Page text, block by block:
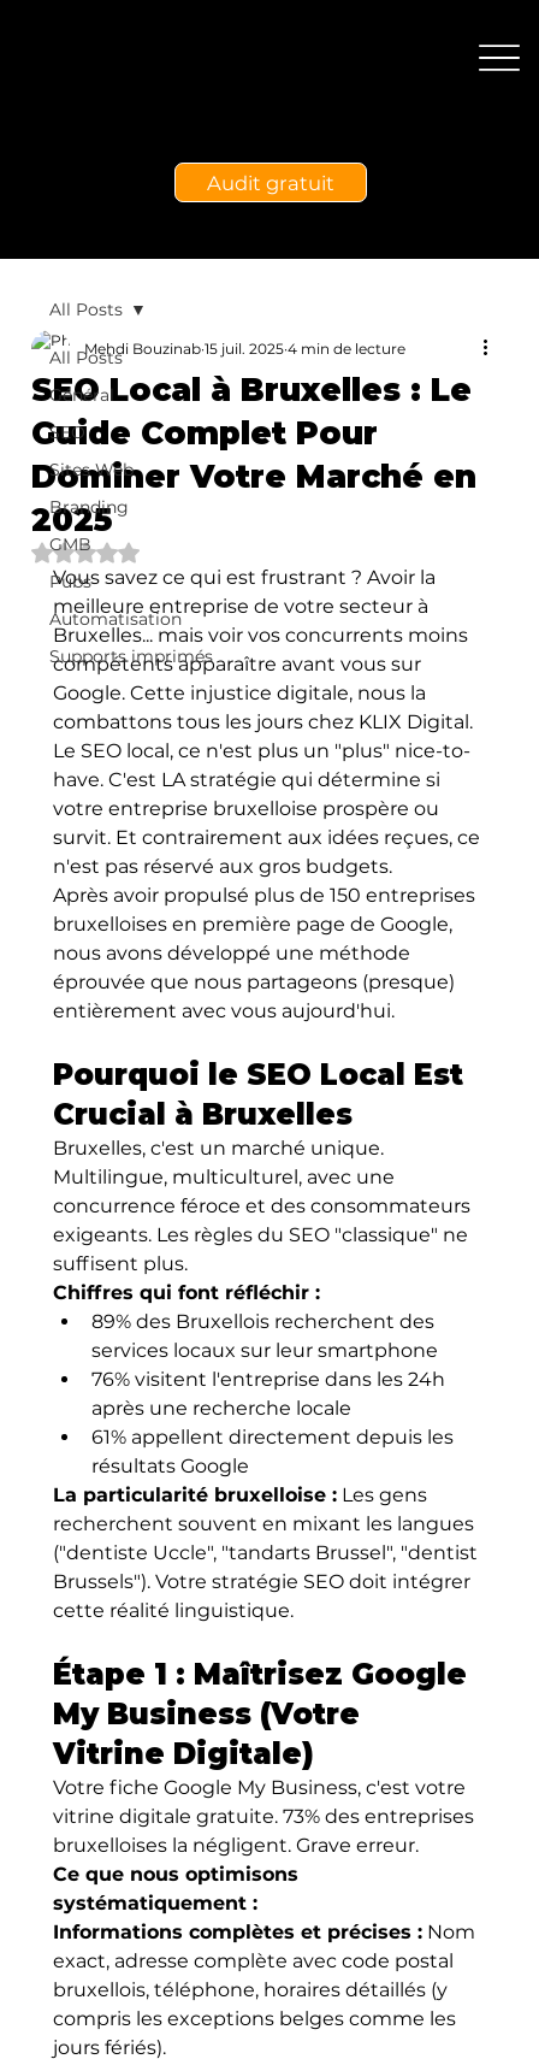
Audit gratuit
All Posts
Général
SEO
Sites Web
Branding
GMB
Pubs
Automatisation
Supports imprimés
All Posts
SEO Local à Bruxelles : Le
Guide Complet Pour
Dominer Votre Marché en
2025
Mehdi Bouzinab 15 juil. 2025 4 min de lecture
Noté NaN étoiles sur 5.
Vous savez ce qui est frustrant ? Avoir la
meilleure entreprise de votre secteur à
Bruxelles... mais voir vos concurrents moins
compétents apparaître avant vous sur
Google. Cette injustice digitale, nous la
combattons tous les jours chez KLIX Digital.
Le SEO local, ce n'est plus un "plus" nice-to-
have. C'est LA stratégie qui détermine si
votre entreprise bruxelloise prospère ou
survit. Et contrairement aux idées reçues, ce
n'est pas réservé aux gros budgets.
Après avoir propulsé plus de 150 entreprises
bruxelloises en première page de Google,
nous avons développé une méthode
éprouvée que nous partageons (presque)
entièrement avec vous aujourd'hui.
Pourquoi le SEO Local Est
Crucial à Bruxelles
Bruxelles, c'est un marché unique.
Multilingue, multiculturel, avec une
concurrence féroce et des consommateurs
exigeants. Les règles du SEO "classique" ne
suffisent plus.
Chiffres qui font réfléchir :
89% des Bruxellois recherchent des
services locaux sur leur smartphone
76% visitent l'entreprise dans les 24h
après une recherche locale
61% appellent directement depuis les
résultats Google
La particularité bruxelloise : Les gens
recherchent souvent en mixant les langues
("dentiste Uccle", "tandarts Brussel", "dentist
Brussels"). Votre stratégie SEO doit intégrer
cette réalité linguistique.
Étape 1 : Maîtrisez Google
My Business (Votre
Vitrine Digitale)
Votre fiche Google My Business, c'est votre
vitrine digitale gratuite. 73% des entreprises
bruxelloises la négligent. Grave erreur.
Ce que nous optimisons
systématiquement :
Informations complètes et précises : Nom
exact, adresse complète avec code postal
bruxellois, téléphone, horaires détaillés (y
compris les exceptions belges comme les
jours fériés).